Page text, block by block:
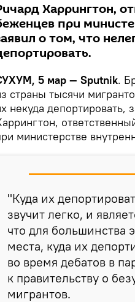
Харрингтон,
при
о том, что
5 мар — Sputnik.
страны тысячи
некуда депортировать,
министерстве
"Куда их
звучит легко, и
что для большинства
места, куда их
во время дебатов в
к правительству о
мигрантов.